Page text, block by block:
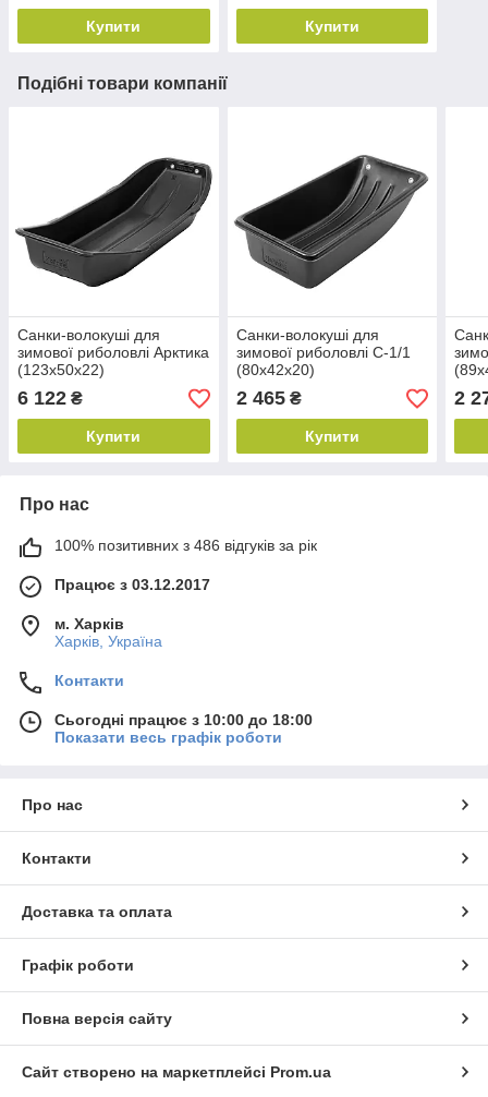
Купити Купити
Подібні товари компанії
Санки-волокуші для
зимової риболовлі Арктика
(123х50х22)
6 122 ₴
Купити
Санки-волокуші для
зимової риболовлі С-1/1
(80х42х20)
2 465₴
Купити
2
Про нас
100% позитивних з 486 відгуків за рік
Працює з 03.12.2017
м. Харків
Харків, Україна
Контакти
Сьогодні працює з 10:00 до 18:00
Показати весь графік роботи
Про нас
Контакти
Доставка та оплата
Графік роботи
Повна версія сайту
Сайт створено на маркетплейсі Prom.ua